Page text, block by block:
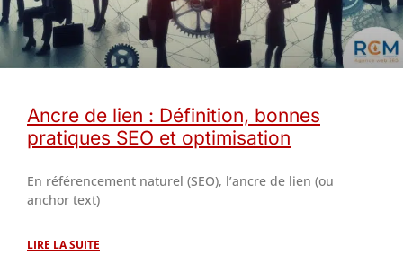
Ancre de lien : Définition, bonnes
pratiques SEO et optimisation
En référencement naturel (SEO), l’ancre de lien (ou
anchor text)
LIRE LA SUITE